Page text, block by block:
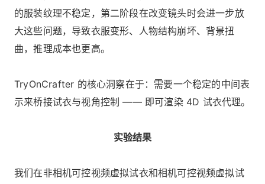
的服装纹理不稳定，第二阶段在改变镜头时会进一步放
大这些问题，导致衣服变形、人物结构崩坏、背景扭
曲，推理成本也更高。
TryOnCrafter 的核心洞察在于：需要一个稳定的中间表
示来桥接试衣与视角控制 —— 即可渲染 4D 试衣代理。
实验结果
我们在非相机可控视频虚拟试衣和相机可控视频虚拟试